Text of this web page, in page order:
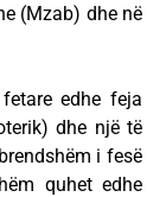
(Mzab) dhe në
edhe feja
dhe një të
i fesë
quhet edhe